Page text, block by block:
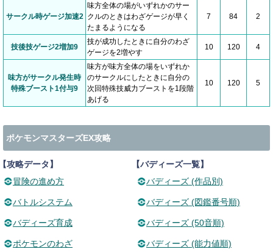
サークル時ゲージ加速2
味方全体の場がいずれかのサー
クルのときはわざゲージが早く
たまるようになる
7 84 2
技後技ゲージ2増加9
技が成功したときに自分のわざ
ゲージを2増やす
10 120 4
味方がサークル発生時
特殊ブースト1付与9
味方が味方全体の場をいずれか
のサークルにしたときに自分の
次回特殊技威力ブーストを1段階
あげる
10 120 5
ポケモンマスターズEX攻略
攻略データ】
冒険の進め方
バトルシステム
バディーズ育成
ポケモンのわざ
【バディーズ一覧】
バディーズ (作品別)
バディーズ (図鑑番号順)
バディーズ (50音順)
バディーズ (能力値順)